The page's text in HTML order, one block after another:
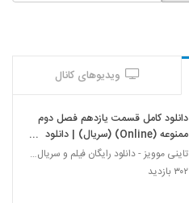
ویدیوهای کانال
دانلود کامل قسمت یازدهم فصل دوم
ممنوعه (Online) (سریال) | دانلود
رایگان فصل دوم سریال ممنوعه
قسمت یازدهم
تاینی موویز - دانلود رایگان فیلم و سریال ایرانی جد
۳۰۲ بازدید